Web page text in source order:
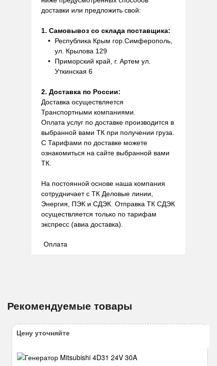
доставки или предложить свой:
1. Самовывоз со склада поставщика:
Республика Крым гор.Симферополь,
ул. Крылова 129
Приморский край, г. Артем ул.
Уткинская 6
2. Доставка по России:
Доставка осуществляется
Транспортными компаниями.
Оплата услуг по доставке производится в
выбранной вами ТК при получении груза.
С Тарифами по доставке можете
ознакомиться на сайте выбранной вами
ТК.
На постоянной основе наша компания
сотрудничает с ТК Деловые линии,
Энергия, ПЭК и СДЭК. Отправка ТК СДЭК
осуществляется только по тарифам
экспресс (авиа доставка).
Оплата
Рекомендуемые товары
Цену уточняйте